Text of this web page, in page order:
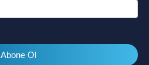
Abone Ol